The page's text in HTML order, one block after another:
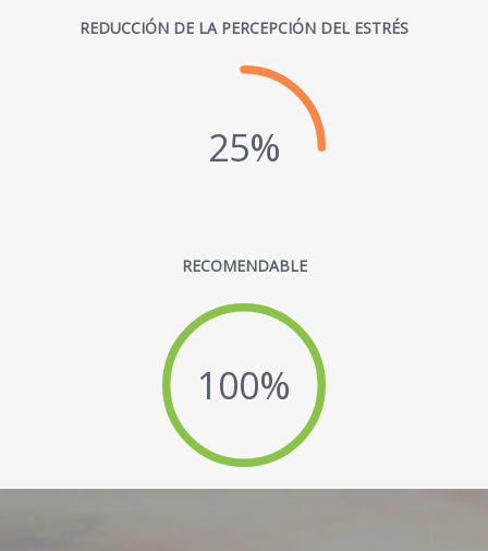
REDUCCIÓN DE LA PERCEPCIÓN DEL ESTRÉS
25%
RECOMENDABLE
100%